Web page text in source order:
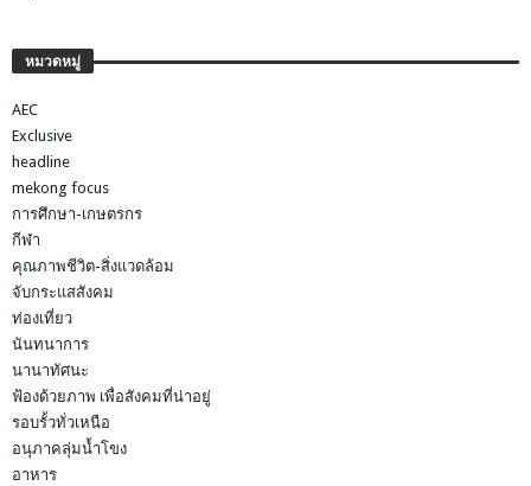
หมวดหมู่
AEC
Exclusive
headline
mekong focus
การศึกษา-เกษตรกร
กีฬา
คุณภาพชีวิต-สิ่งแวดล้อม
จับกระแสสังคม
ท่องเที่ยว
นันทนาการ
นานาทัศนะ
ฟ้องด้วยภาพ เพื่อสังคมที่น่าอยู่
รอบรั้วทั่วเหนือ
อนุภาคลุ่มน้ำโขง
อาหาร